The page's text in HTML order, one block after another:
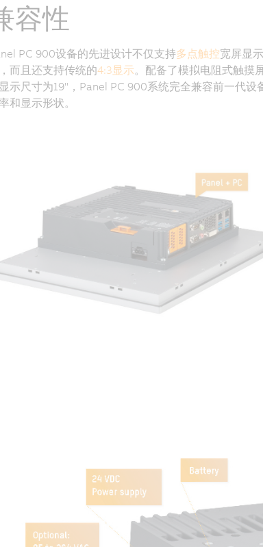
容性
PC 900设备的先进设计不仅支持多点触控宽屏显
而且还支持传统的4:3显示。配备了模拟电阻式触摸
示尺寸为19"，Panel PC 900系统完全兼容前一代设
和显示形状。